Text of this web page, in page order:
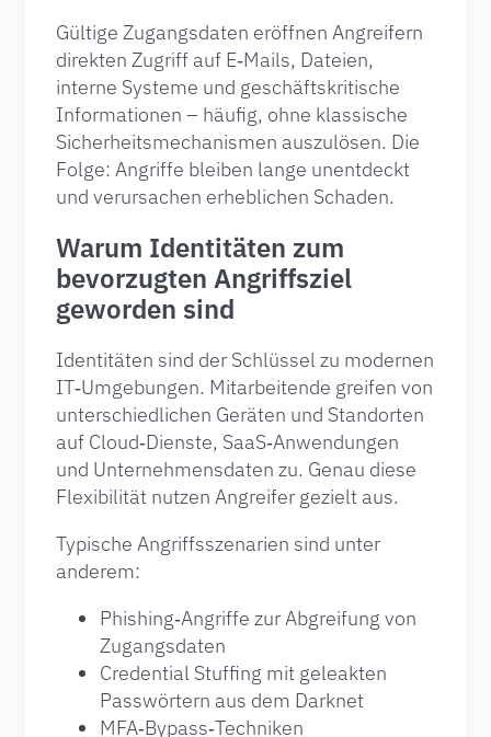
Gültige Zugangsdaten eröffnen Angreifern
direkten Zugriff auf E‑Mails, Dateien,
interne Systeme und geschäftskritische
Informationen – häufig, ohne klassische
Sicherheitsmechanismen auszulösen. Die
Folge: Angriffe bleiben lange unentdeckt
und verursachen erheblichen Schaden.
Warum Identitäten zum
bevorzugten Angriffsziel
geworden sind
Identitäten sind der Schlüssel zu modernen
IT‑Umgebungen. Mitarbeitende greifen von
unterschiedlichen Geräten und Standorten
auf Cloud‑Dienste, SaaS‑Anwendungen
und Unternehmensdaten zu. Genau diese
Flexibilität nutzen Angreifer gezielt aus.
Typische Angriffsszenarien sind unter
anderem:
Phishing‑Angriffe zur Abgreifung von
Zugangsdaten
Credential Stuffing mit geleakten
Passwörtern aus dem Darknet
MFA‑Bypass‑Techniken